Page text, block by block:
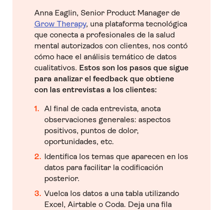
Anna Eaglin, Senior Product Manager de
Grow Therapy, una plataforma tecnológica
que conecta a profesionales de la salud
mental autorizados con clientes, nos contó
cómo hace el análisis temático de datos
cualitativos. Estos son los pasos que sigue
para analizar el feedback que obtiene
con las entrevistas a los clientes:
Al final de cada entrevista, anota
observaciones generales: aspectos
positivos, puntos de dolor,
oportunidades, etc.
Identifica los temas que aparecen en los
datos para facilitar la codificación
posterior.
Vuelca los datos a una tabla utilizando
Excel, Airtable o Coda. Deja una fila